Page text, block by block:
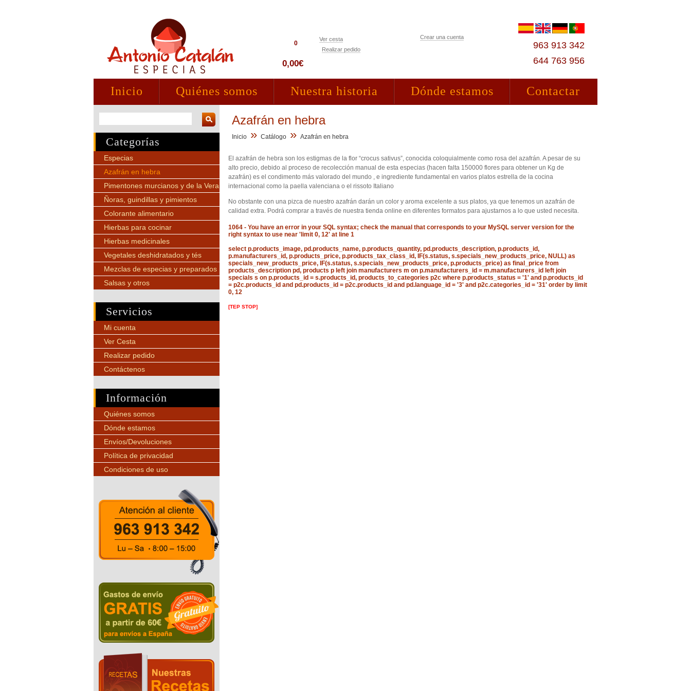
963 913 342
644 763 956
Crear una cuenta
0,00€
0
Ver cesta
Realizar pedido
Inicio Quiénes somos Nuestra historia Dónde estamos Contactar
Categorías
Especias
Azafrán en hebra
Pimentones murcianos y de la Vera
Ñoras, guindillas y pimientos
Colorante alimentario
Hierbas para cocinar
Hierbas medicinales
Vegetales deshidratados y tés
Mezclas de especias y preparados
Salsas y otros
Servicios
Mi cuenta
Ver Cesta
Realizar pedido
Contáctenos
Información
Quiénes somos
Dónde estamos
Envíos/Devoluciones
Política de privacidad
Condiciones de uso
Azafrán en hebra
Inicio »Catálogo »Azafrán en hebra
El azafrán de hebra son los estigmas de la flor “crocus sativus”, conocida coloquialmente como rosa del azafrán. A pesar de su
alto precio, debido al proceso de recolección manual de esta especias (hacen falta 150000 flores para obtener un Kg de
azafrán) es el condimento más valorado del mundo , e ingrediente fundamental en varios platos estrella de la cocina
internacional como la paella valenciana o el rissoto Italiano
No obstante con una pizca de nuestro azafrán darán un color y aroma excelente a sus platos, ya que tenemos un azafrán de
calidad extra. Podrá comprar a través de nuestra tienda online en diferentes formatos para ajustarnos a lo que usted necesita.
1064 - You have an error in your SQL syntax; check the manual that corresponds to your MySQL server version for the
right syntax to use near 'limit 0, 12' at line 1
select p.products_image, pd.products_name, p.products_quantity, pd.products_description, p.products_id,
p.manufacturers_id, p.products_price, p.products_tax_class_id, IF(s.status, s.specials_new_products_price, NULL) as
specials_new_products_price, IF(s.status, s.specials_new_products_price, p.products_price) as final_price from
products_description pd, products p left join manufacturers m on p.manufacturers_id = m.manufacturers_id left join
specials s on p.products_id = s.products_id, products_to_categories p2c where p.products_status = '1' and p.products_id
= p2c.products_id and pd.products_id = p2c.products_id and pd.language_id = '3' and p2c.categories_id = '31' order by limit
0, 12
[TEP STOP]